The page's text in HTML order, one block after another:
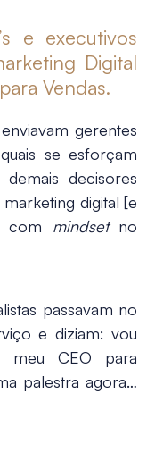
e executivos
Digital
Vendas.
gerentes
se esforçam
decisores
digital [e
com mindsetno
passavam no
e diziam: vou
CEO para
palestra agora…